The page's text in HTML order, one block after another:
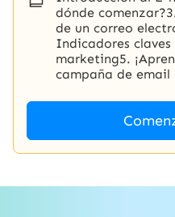
dónde
de un correo
Indicadores
marketing5.
campaña de